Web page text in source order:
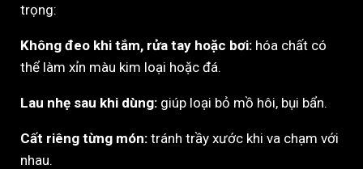
trọng:
Không đeo khi tắm, rửa tay hoặc bơi: hóa chất có
thể làm xỉn màu kim loại hoặc đá.
Lau nhẹ sau khi dùng: giúp loại bỏ mồ hôi, bụi bẩn.
Cất riêng từng món: tránh trầy xước khi va chạm với
nhau.